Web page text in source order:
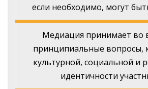
если необходимо, могут
Медиация принимает во
принципиальные вопросы,
культурной, социальной и
идентичности